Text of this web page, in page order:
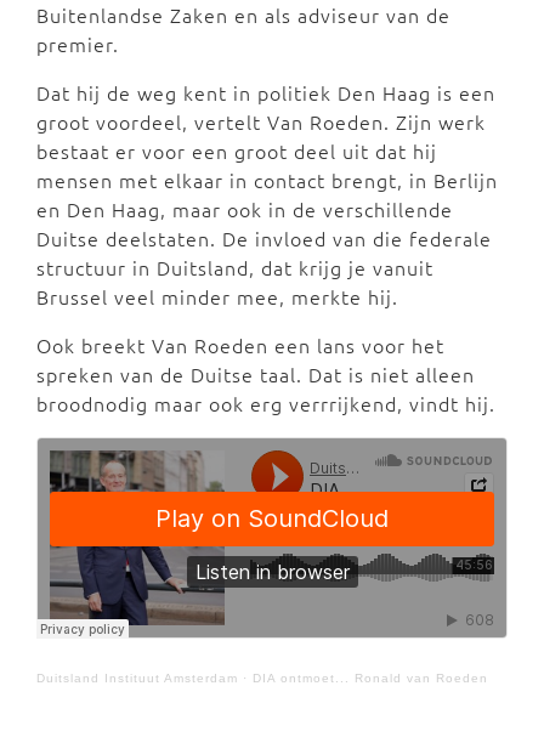
Buitenlandse Zaken en als adviseur van de
premier.
Dat hij de weg kent in politiek Den Haag is een
groot voordeel, vertelt Van Roeden. Zijn werk
bestaat er voor een groot deel uit dat hij
mensen met elkaar in contact brengt, in Berlijn
en Den Haag, maar ook in de verschillende
Duitse deelstaten. De invloed van die federale
structuur in Duitsland, dat krijg je vanuit
Brussel veel minder mee, merkte hij.
Ook breekt Van Roeden een lans voor het
spreken van de Duitse taal. Dat is niet alleen
broodnodig maar ook erg verrrijkend, vindt hij.
Duitsland Instituut Amsterdam · DIA ontmoet... Ronald van Roeden